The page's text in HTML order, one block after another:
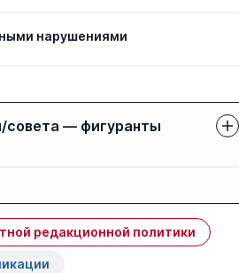
нарушениями
совета — фигуранты
д. э.н. 1 2
редакционной политики